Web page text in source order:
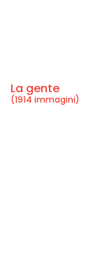
La gente
(1914 immagini)